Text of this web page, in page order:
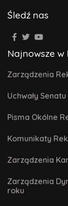
Śledź nas
Najnowsze w
Zarządzenia
Uchwały
Pisma Okólne
Komunikaty
Zarządzenia
Zarządzenia
roku